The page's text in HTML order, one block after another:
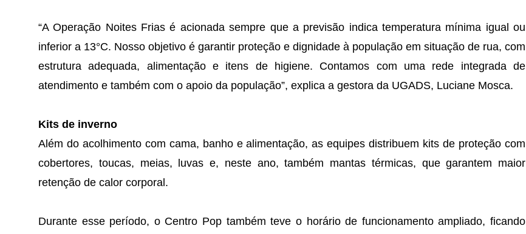
“A Operação Noites Frias é acionada sempre que a previsão indica temperatura mínima igual ou
inferior a 13°C. Nosso objetivo é garantir proteção e dignidade à população em situação de rua, com
estrutura adequada, alimentação e itens de higiene. Contamos com uma rede integrada de
atendimento e também com o apoio da população”, explica a gestora da UGADS, Luciane Mosca.
Kits de inverno
Além do acolhimento com cama, banho e alimentação, as equipes distribuem kits de proteção com
cobertores, toucas, meias, luvas e, neste ano, também mantas térmicas, que garantem maior
retenção de calor corporal.
Durante esse período, o Centro Pop também teve o horário de funcionamento ampliado, ficando